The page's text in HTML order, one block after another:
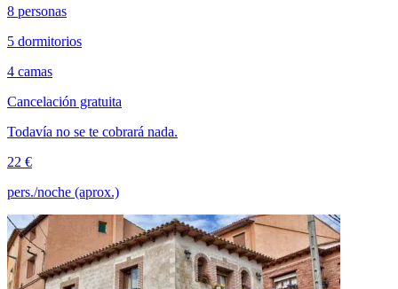
8 personas
5 dormitorios
4 camas
Cancelación gratuita
Todavía no se te cobrará nada.
22 €
pers./noche (aprox.)